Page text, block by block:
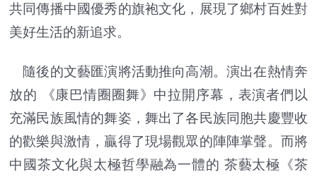
共同傳播中國優秀的旗袍文化，展現了鄉村百姓對
美好生活的新追求。
隨後的文藝匯演將活動推向高潮。演出在熱情奔
放的 《康巴情圈圈舞》中拉開序幕，表演者們以
充滿民族風情的舞姿，舞出了各民族同胞共慶豐收
的歡樂與激情，贏得了現場觀眾的陣陣掌聲。而將
中國茶文化與太極哲學融為一體的 茶藝太極《茶